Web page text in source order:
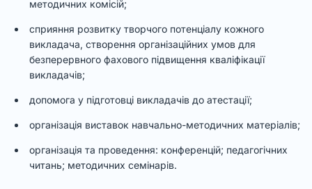
методичних комісій;
сприяння розвитку творчого потенціалу кожного
викладача, створення організаційних умов для
безперервного фахового підвищення кваліфікації
викладачів;
допомога у підготовці викладачів до атестації;
організація виставок навчально-методичних матеріалів;
організація та проведення: конференцій; педагогічних
читань; методичних семінарів.